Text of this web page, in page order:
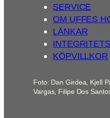
SERVICE
OM UFFES
LÄNKAR
KÖPVILLKOR
Foto: Dan Girdea, Kjell
Vargas, Filipe Dos